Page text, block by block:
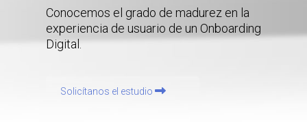
Conocemos el grado de madurez en la
experiencia de usuario de un Onboarding
Digital.
Solicítanos el estudio